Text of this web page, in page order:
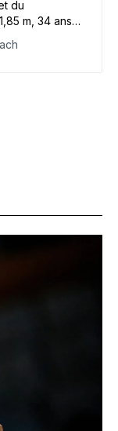
du
m, 34 ans)
Avant le
25 mai),